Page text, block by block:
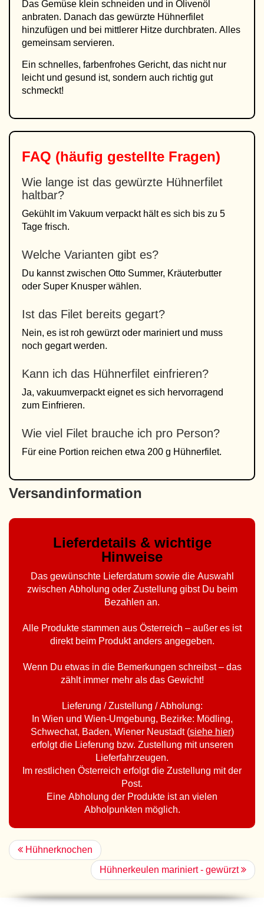
Das Gemüse klein schneiden und in Olivenöl
anbraten. Danach das gewürzte Hühnerfilet
hinzufügen und bei mittlerer Hitze durchbraten. Alles
gemeinsam servieren.
Ein schnelles, farbenfrohes Gericht, das nicht nur
leicht und gesund ist, sondern auch richtig gut
schmeckt!
FAQ (häufig gestellte Fragen)
Wie lange ist das gewürzte Hühnerfilet
haltbar?
Gekühlt im Vakuum verpackt hält es sich bis zu 5
Tage frisch.
Welche Varianten gibt es?
Du kannst zwischen Otto Summer, Kräuterbutter
oder Super Knusper wählen.
Ist das Filet bereits gegart?
Nein, es ist roh gewürzt oder mariniert und muss
noch gegart werden.
Kann ich das Hühnerfilet einfrieren?
Ja, vakuumverpackt eignet es sich hervorragend
zum Einfrieren.
Wie viel Filet brauche ich pro Person?
Für eine Portion reichen etwa 200 g Hühnerfilet.
Versandinformation
Lieferdetails & wichtige
Hinweise
Das gewünschte Lieferdatum sowie die Auswahl
zwischen Abholung oder Zustellung gibst Du beim
Bezahlen an.
Alle Produkte stammen aus Österreich – außer es ist
direkt beim Produkt anders angegeben.
Wenn Du etwas in die Bemerkungen schreibst – das
zählt immer mehr als das Gewicht!
Lieferung / Zustellung / Abholung:
In Wien und Wien-Umgebung, Bezirke: Mödling,
Schwechat, Baden, Wiener Neustadt (siehe hier)
erfolgt die Lieferung bzw. Zustellung mit unseren
Lieferfahrzeugen.
Im restlichen Österreich erfolgt die Zustellung mit der
Post.
Eine Abholung der Produkte ist an vielen
Abholpunkten möglich.
Hühnerknochen
Hühnerkeulen mariniert - gewürzt